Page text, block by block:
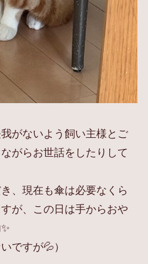
がないよう飼い主様とご
がらお世話をしたりして
、現在も傘は必要なくら
が、この日は手からおや
ですが💦）